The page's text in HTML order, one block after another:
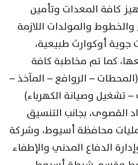
كافة المعدات وتأمين
والمولدات اللازمة
جوية أوكوارث طبيعية،
كما تم مخاطبة كافة
– الروافع – المآخذ –
تشغيل وصيانة الكهرباء)
القصوى، بجانب التنسيق
محافظة أسيوط، وشركة
الدفاع المدني والإطفاء